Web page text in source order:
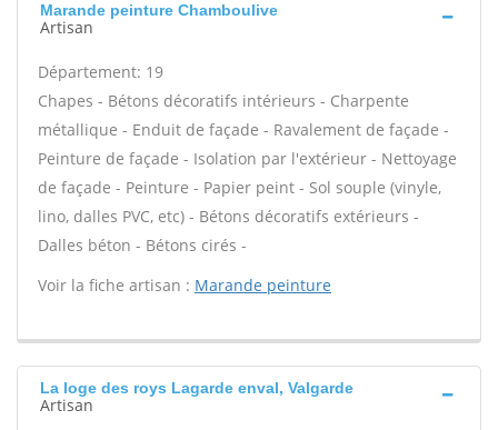
Marande peinture Chamboulive
Artisan
Département: 19
Chapes - Bétons décoratifs intérieurs - Charpente
métallique - Enduit de façade - Ravalement de façade -
Peinture de façade - Isolation par l'extérieur - Nettoyage
de façade - Peinture - Papier peint - Sol souple (vinyle,
lino, dalles PVC, etc) - Bétons décoratifs extérieurs -
Dalles béton - Bétons cirés -
Voir la fiche artisan : Marande peinture
La loge des roys Lagarde enval, Valgarde
Artisan